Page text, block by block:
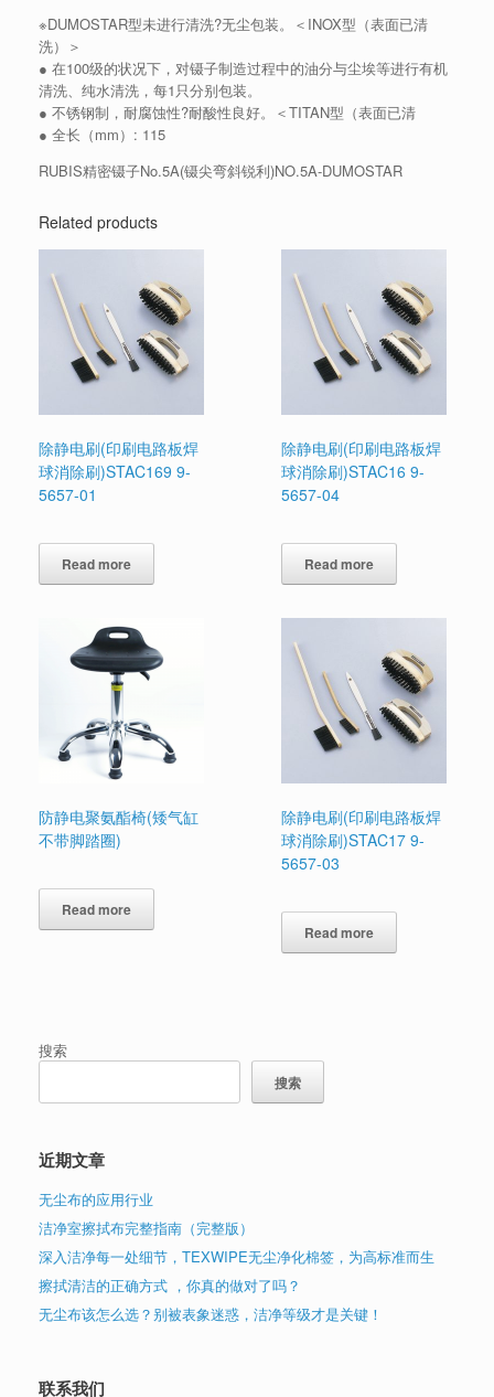
※DUMOSTAR型未进行清洗?无尘包装。＜INOX型（表面已清
洗）＞
● 在100级的状况下，对镊子制造过程中的油分与尘埃等进行有机
清洗、纯水清洗，每1只分别包装。
● 不锈钢制，耐腐蚀性?耐酸性良好。＜TITAN型（表面已清
● 全长（mm）: 115
RUBIS精密镊子No.5A(镊尖弯斜锐利)NO.5A-DUMOSTAR
Related products
除静电刷(印刷电路板焊
球消除刷)STAC169 9-
5657-01
Read more
除静电刷(印刷电路板焊
球消除刷)STAC16 9-
5657-04
Read more
防静电聚氨酯椅(矮气缸
不带脚踏圈)
Read more
除静电刷(印刷电路板焊
球消除刷)STAC17 9-
5657-03
Read more
搜索
搜索
近期文章
无尘布的应用行业
洁净室擦拭布完整指南（完整版）
深入洁净每一处细节，TEXWIPE无尘净化棉签，为高标准而生
擦拭清洁的正确方式 ，你真的做对了吗？
无尘布该怎么选？别被表象迷惑，洁净等级才是关键！
联系我们